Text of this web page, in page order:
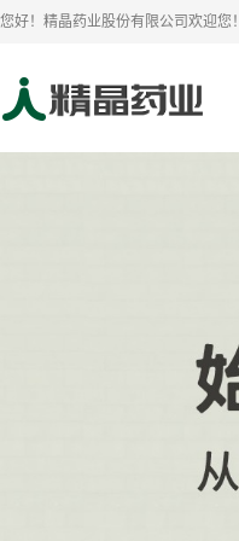
您好！精晶药业股份有限公司欢迎您！